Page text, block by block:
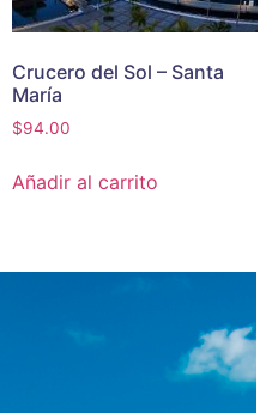
Crucero del Sol – Santa
María
$94.00
Añadir al carrito